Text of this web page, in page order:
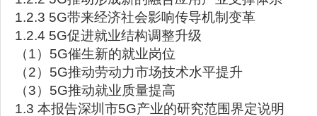
1.2.3 5G带来经济社会影响传导机制变革
1.2.4 5G促进就业结构调整升级
（1）5G催生新的就业岗位
（2）5G推动劳动力市场技术水平提升
（3）5G推动就业质量提高
1.3 本报告深圳市5G产业的研究范围界定说明